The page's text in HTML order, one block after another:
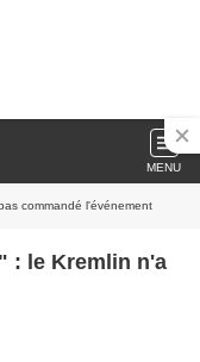
MENU
commandé l'événement
: le Kremlin n'a